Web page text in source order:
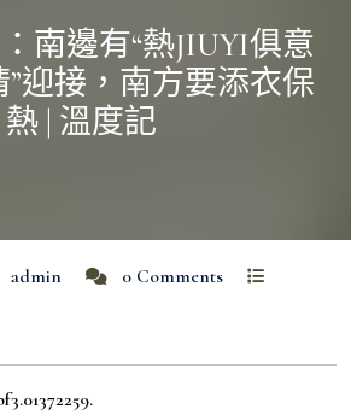
南邊有“熱JIUYI俱意
迎接，南方要添衣保
熱 | 溫度記
admin
0 Comments